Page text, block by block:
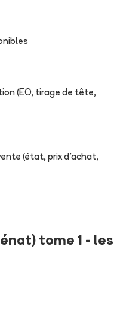
(EO, tirage de tête,
(état, prix d'achat,
tome 1 - les